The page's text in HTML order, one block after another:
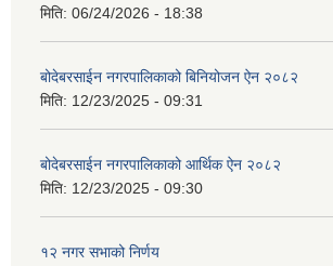
मिति: 06/24/2026 - 18:38
बोदेबरसाईन नगरपालिकाको बिनियोजन ऐन २०८२
मिति: 12/23/2025 - 09:31
बोदेबरसाईन नगरपालिकाको आर्थिक ऐन २०८२
मिति: 12/23/2025 - 09:30
१२ नगर सभाको निर्णय